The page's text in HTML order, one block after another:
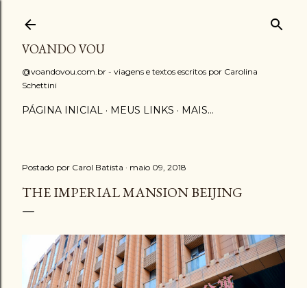
VOANDO VOU
@voandovou.com.br - viagens e textos escritos por Carolina
Schettini
PÁGINA INICIAL MEUS LINKS MAIS…
Postado por Carol Batista maio 09, 2018
THE IMPERIAL MANSION BEIJING